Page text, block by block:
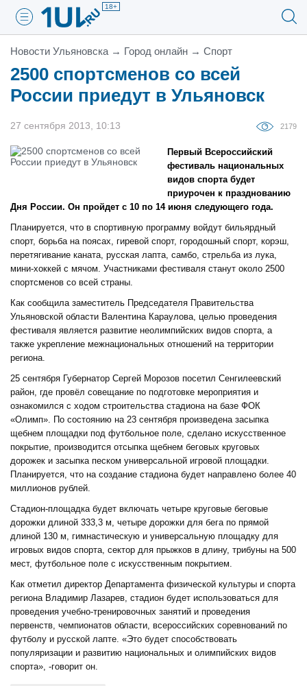
18+
Новости Ульяновска → Город онлайн → Спорт
2500 спортсменов со всей
России приедут в Ульяновск
27 сентября 2013, 10:13 2179
Первый Всероссийский
фестиваль национальных
видов спорта будет
приурочен к празднованию
Дня России. Он пройдет с 10 по 14 июня следующего года.
Планируется, что в спортивную программу войдут бильярдный
спорт, борьба на поясах, гиревой спорт, городошный спорт, корэш,
перетягивание каната, русская лапта, самбо, стрельба из лука,
мини-хоккей с мячом. Участниками фестиваля станут около 2500
спортсменов со всей страны.
Как сообщила заместитель Председателя Правительства
Ульяновской области Валентина Караулова, целью проведения
фестиваля является развитие неолимпийских видов спорта, а
также укрепление межнациональных отношений на территории
региона.
25 сентября Губернатор Сергей Морозов посетил Сенгилеевский
район, где провёл совещание по подготовке мероприятия и
ознакомился с ходом строительства стадиона на базе ФОК
«Олимп». По состоянию на 23 сентября произведена засыпка
щебнем площадки под футбольное поле, сделано искусственное
покрытие, производится отсыпка щебнем беговых круговых
дорожек и засыпка песком универсальной игровой площадки.
Планируется, что на создание стадиона будет направлено более 40
миллионов рублей.
Стадион-площадка будет включать четыре круговые беговые
дорожки длиной 333,3 м, четыре дорожки для бега по прямой
длиной 130 м, гимнастическую и универсальную площадку для
игровых видов спорта, сектор для прыжков в длину, трибуны на 500
мест, футбольное поле с искусственным покрытием.
Как отметил директор Департамента физической культуры и спорта
региона Владимир Лазарев, стадион будет использоваться для
проведения учебно-тренировочных занятий и проведения
первенств, чемпионатов области, всероссийских соревнований по
футболу и русской лапте. «Это будет способствовать
популяризации и развитию национальных и олимпийских видов
спорта», -говорит он.